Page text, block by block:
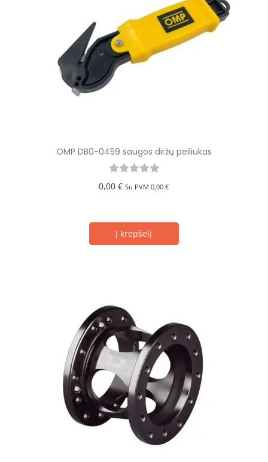
OMP DB0-0459 saugos diržų peiliukas
0,00€ Su PVM0,00€
Į krepšelį